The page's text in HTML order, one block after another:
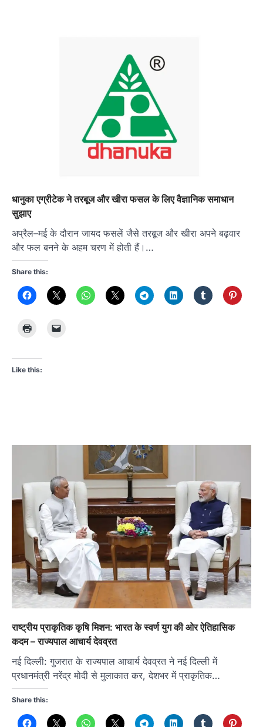
धानुका एग्रीटेक ने तरबूज और खीरा फसल के लिए वैज्ञानिक समाधान
सुझाए
अप्रैल–मई के दौरान जायद फसलें जैसे तरबूज और खीरा अपने बढ़वार
और फल बनने के अहम चरण में होती हैं।…
Share this:
Like this:
राष्ट्रीय प्राकृतिक कृषि मिशन: भारत के स्वर्ण युग की ओर ऐतिहासिक
कदम – राज्यपाल आचार्य देवव्रत
नई दिल्ली: गुजरात के राज्यपाल आचार्य देवव्रत ने नई दिल्ली में
प्रधानमंत्री नरेंद्र मोदी से मुलाकात कर, देशभर में प्राकृतिक…
Share this: